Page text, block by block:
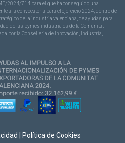
2024/714 para el que ha conseguido una
a la convocatoria para el ejercicio 2024, dentro de
de la industria valenciana, de ayudas para
de las pymes industriales de la Comunitat
por la Conselleria de Innovación, Industria,
Política de Cookies